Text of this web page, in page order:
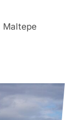
Maltepe